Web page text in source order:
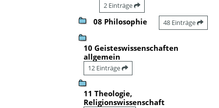
2 Einträge
08 Philosophie 48 Einträge
10 Geisteswissenschaften
allgemein
12 Einträge
11 Theologie,
Religionswissenschaft